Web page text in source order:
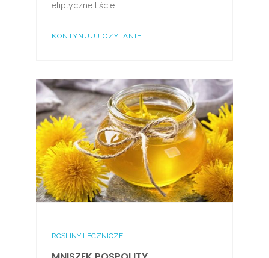
eliptyczne liście…
KONTYNUUJ CZYTANIE...
ROŚLINY LECZNICZE